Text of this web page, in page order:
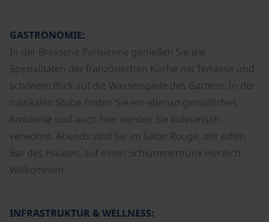
GASTRONOMIE:
In der Brasserie Parisienne genießen Sie die
Spezialitäten der französischen Küche mit Terrasse und
schönem Blick auf die Wasserspiele des Gartens. In der
rustikalen Stube finden Sie ein ebenso gemütliches
Ambiente und auch hier werden Sie kulinarisch
verwöhnt. Abends sind Sie im Salon Rouge, der edlen
Bar des Hauses, auf einen Schlummertrunk Herzlich
Willkommen.
INFRASTRUKTUR & WELLNESS: